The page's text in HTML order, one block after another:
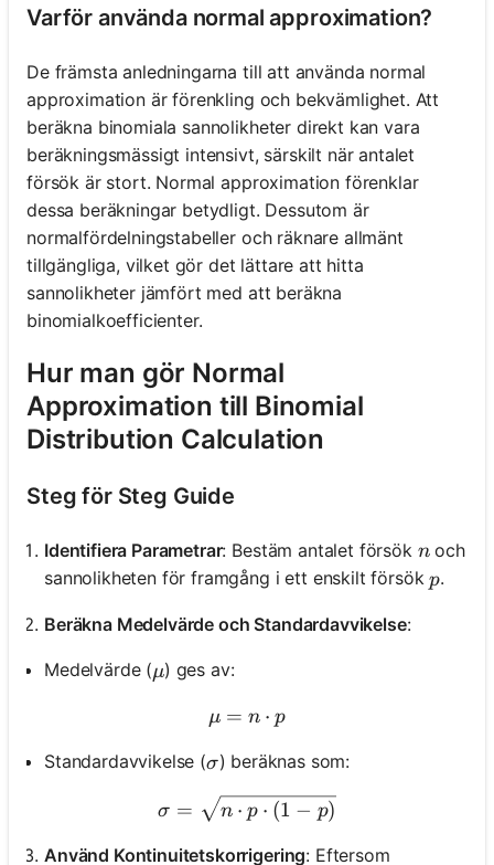
Varför använda normal approximation?
De främsta anledningarna till att använda normal
approximation är förenkling och bekvämlighet. Att
beräkna binomiala sannolikheter direkt kan vara
beräkningsmässigt intensivt, särskilt när antalet
försök är stort. Normal approximation förenklar
dessa beräkningar betydligt. Dessutom är
normalfördelningstabeller och räknare allmänt
tillgängliga, vilket gör det lättare att hitta
sannolikheter jämfört med att beräkna
binomialkoefficienter.
Hur man gör Normal
Approximation till Binomial
Distribution Calculation
Steg för Steg Guide
Identifiera Parametrar: Bestäm antalet försök n
noch
sannolikheten för framgång i ett enskilt försökp
p.
Beräkna Medelvärde och Standardavvikelse:
Medelvärde (\mu
μ) ges av:
\mu = n \cdot p
μ = n ⋅ p
Standardavvikelse (\sigma
σ) beräknas som:
\sigma = \sqrt{n \cdot p
σ = n ⋅ p ⋅ (1 − p)
Använd Kontinuitetskorrigering: Eftersom